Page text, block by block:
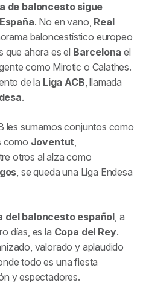
de baloncesto sigue
. No en vano, Real
baloncestístico europeo
que ahora es el Barcelona el
como Mirotic o Calathes.
de la Liga ACB, llamada
.
les sumamos conjuntos como
como Joventut,
otros al alza como
, se queda una Liga Endesa
del baloncesto español, a
días, es la Copa del Rey.
valorado y aplaudido
todo es una fiesta
y espectadores.